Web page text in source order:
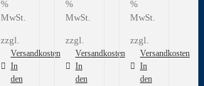
%
MwSt.
zzgl.
Versandkosten
In
den
%
MwSt.
zzgl.
Versandkosten
In
den
%
MwSt.
zzgl.
Versandkosten
In
den